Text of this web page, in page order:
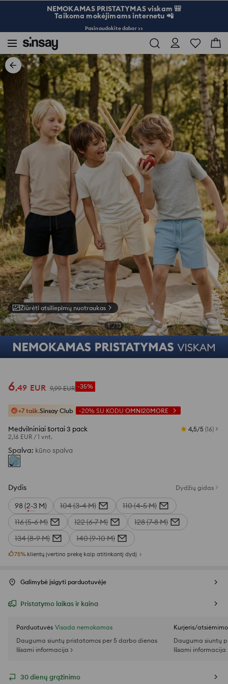
NEMOKAMAS PRISTATYMAS viskam 🎒
Taikoma mokėjimams internetu 📲
Pasinaudokite dabar >>
Žiūrėti atsiliepimų nuotraukas
1 /13
6,49 EUR 9,99 EUR -35%
+7 tašk.Sinsay Club -20% SU KODU OMNI20MORE
Medvilniniai šortai 3 pack
2,16 EUR /1 vnt.
4,5/5 (16)
Spalva: kūno spalva
Dydis Dydžių gidas
98 (2-3 M) 104 (3-4 M)
110 (4-5 M)
116 (5-6 M)
122 (6-7 M)
128 (7-8 M)
134 (8-9 M)
140 (9-10 M)
75% klientų įvertino prekę kaip atitinkantį dydį
Galimybė įsigyti parduotuvėje
Pristatymo laikas ir kaina
Parduotuvės Visada nemokamas
Dauguma siuntų pristatomos per 5 darbo dienas
Išsami informacija >
Kurjeris/
Dauguma siuntų
Išsami informacija
30 dienų grąžinimo